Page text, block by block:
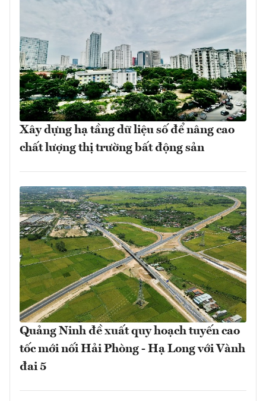
Xây dựng hạ tầng dữ liệu số để nâng cao
chất lượng thị trường bất động sản
Quảng Ninh đề xuất quy hoạch tuyến cao
tốc mới nối Hải Phòng - Hạ Long với Vành
đai 5